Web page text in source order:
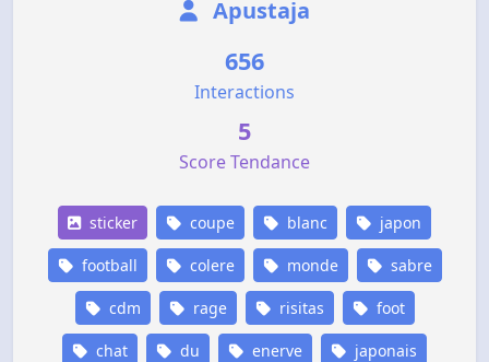
Apustaja
656
Interactions
5
Score Tendance
sticker coupe blanc japon
football colere monde sabre
cdm rage risitas foot
chat du enerve japonais